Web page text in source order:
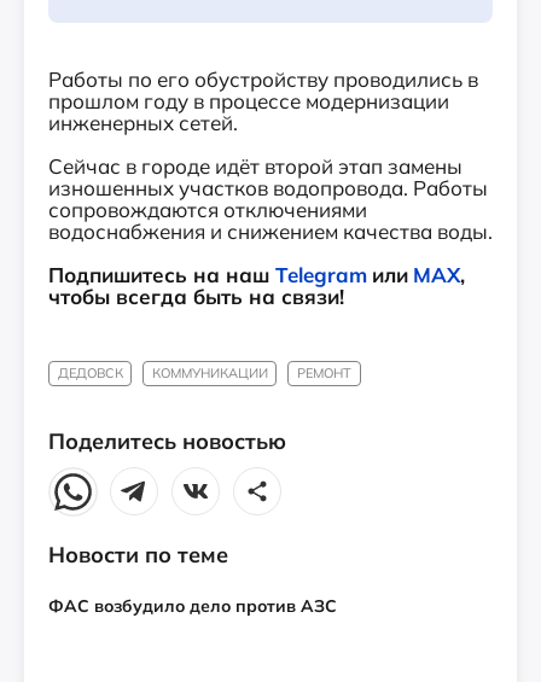
Работы по его обустройству проводились в
прошлом году в процессе модернизации
инженерных сетей.
Сейчас в городе идёт второй этап замены
изношенных участков водопровода. Работы
сопровождаются отключениями
водоснабжения и снижением качества воды.
Подпишитесь на наш Telegram или MAX,
чтобы всегда быть на связи!
ДЕДОВСК КОММУНИКАЦИИ РЕМОНТ
Поделитесь новостью
Новости по теме
ФАС возбудило дело против АЗС